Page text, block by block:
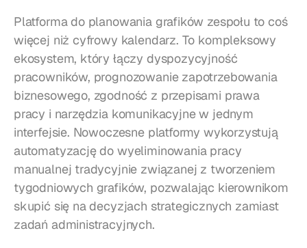
Platforma do planowania grafików zespołu to coś
więcej niż cyfrowy kalendarz. To kompleksowy
ekosystem, który łączy dyspozycyjność
pracowników, prognozowanie zapotrzebowania
biznesowego, zgodność z przepisami prawa
pracy i narzędzia komunikacyjne w jednym
interfejsie. Nowoczesne platformy wykorzystują
automatyzację do wyeliminowania pracy
manualnej tradycyjnie związanej z tworzeniem
tygodniowych grafików, pozwalając kierownikom
skupić się na decyzjach strategicznych zamiast
zadań administracyjnych.